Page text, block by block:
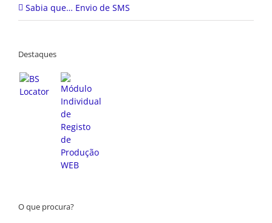
Sabia que… Envio de SMS
Destaques
O que procura?